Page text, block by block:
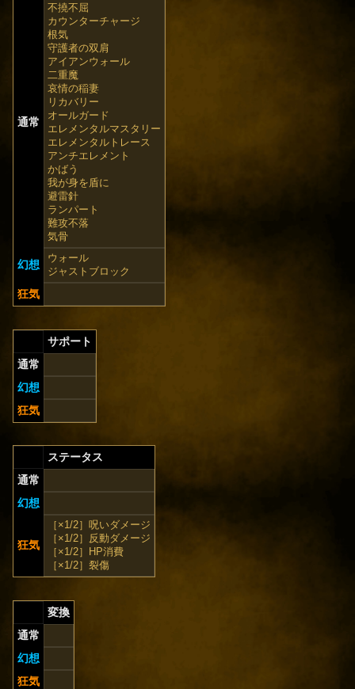
通常
不撓不屈
カウンターチャージ
根気
守護者の双肩
アイアンウォール
二重魔
哀情の稲妻
リカバリー
オールガード
エレメンタルマスタリー
エレメンタルトレース
アンチエレメント
かばう
我が身を盾に
避雷針
ランパート
難攻不落
気骨
幻想
ウォール
ジャストブロック
狂気
サポート
通常
幻想
狂気
ステータス
通常
幻想
狂気
［×1/2］呪いダメージ
［×1/2］反動ダメージ
［×1/2］HP消費
［×1/2］裂傷
変換
通常
幻想
狂気